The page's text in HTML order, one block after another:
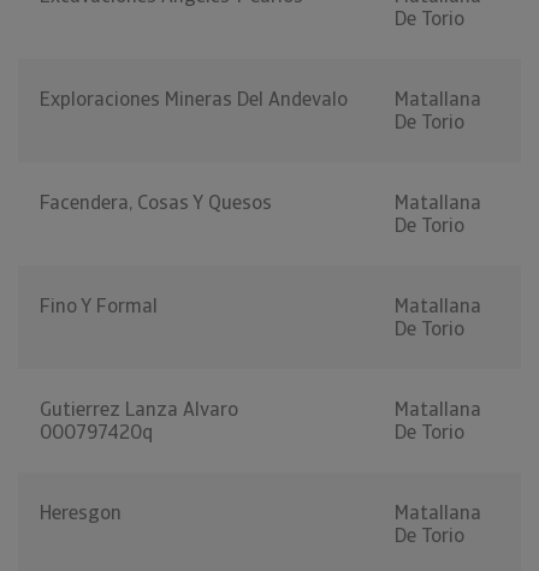
De Torio
Exploraciones Mineras Del Andevalo
Matallana
De Torio
Facendera, Cosas Y Quesos
Matallana
De Torio
Fino Y Formal
Matallana
De Torio
Gutierrez Lanza Alvaro
000797420q
Matallana
De Torio
Heresgon
Matallana
De Torio